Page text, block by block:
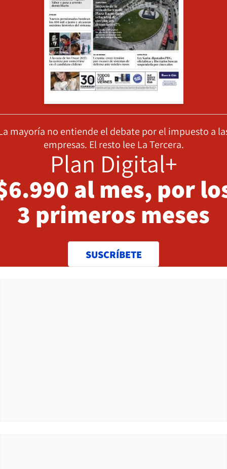
mayoría no entiende el debate por el impuesto a
empresas. El resto lee La Tercera.
Plan Digital+
al mes, por
3 primeros meses
SUSCRÍBETE